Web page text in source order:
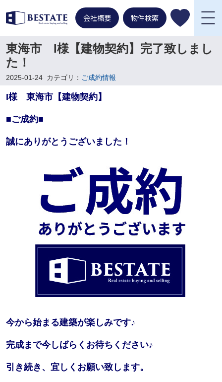
会社概要 物件検索
東海市 I様【建物契約】完了致しまし
た！
2025-01-24 カテゴリ： ご成約情報
I様 東海市【建物契約】
■ご成約■
誠にありがとうございました！
今から始まる建築が楽しみです♪
完成まで今しばらくお待ちください♪
引き続き、宜しくお願い致します。